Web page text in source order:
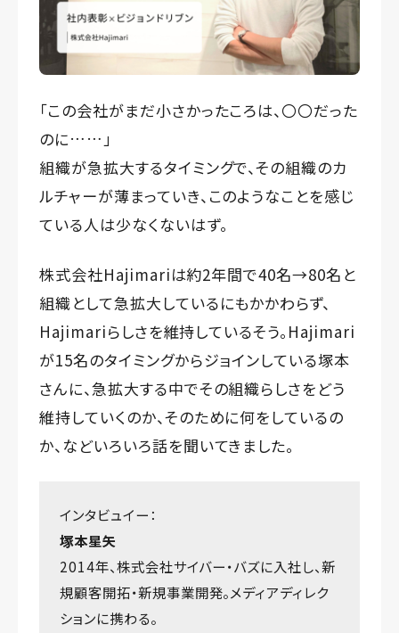
「この会社がまだ小さかったころは、〇〇だった
のに……」
組織が急拡大するタイミングで、その組織のカ
ルチャーが薄まっていき、このようなことを感じ
ている人は少なくないはず。
株式会社Hajimariは約2年間で40名→80名と
組織として急拡大しているにもかかわらず、
Hajimariらしさを維持しているそう。Hajimari
が15名のタイミングからジョインしている塚本
さんに、急拡大する中でその組織らしさをどう
維持していくのか、そのために何をしているの
か、などいろいろ話を聞いてきました。
インタビュイー：
塚本星矢
2014年、株式会社サイバー・バズに入社し、新
規顧客開拓・新規事業開発。メディアディレク
ションに携わる。